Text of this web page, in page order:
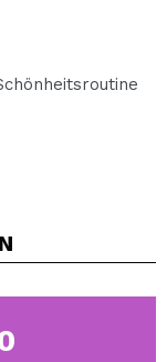
des
Ihr
über Ihr
mehr, wenn